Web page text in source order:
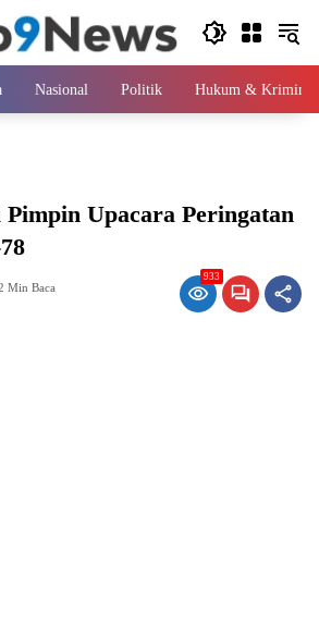
Nasional Politik Hukum & Kriminal
Upacara Peringatan
Min Baca
933